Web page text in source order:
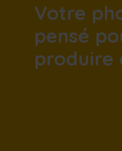
Votre
pensé
produire